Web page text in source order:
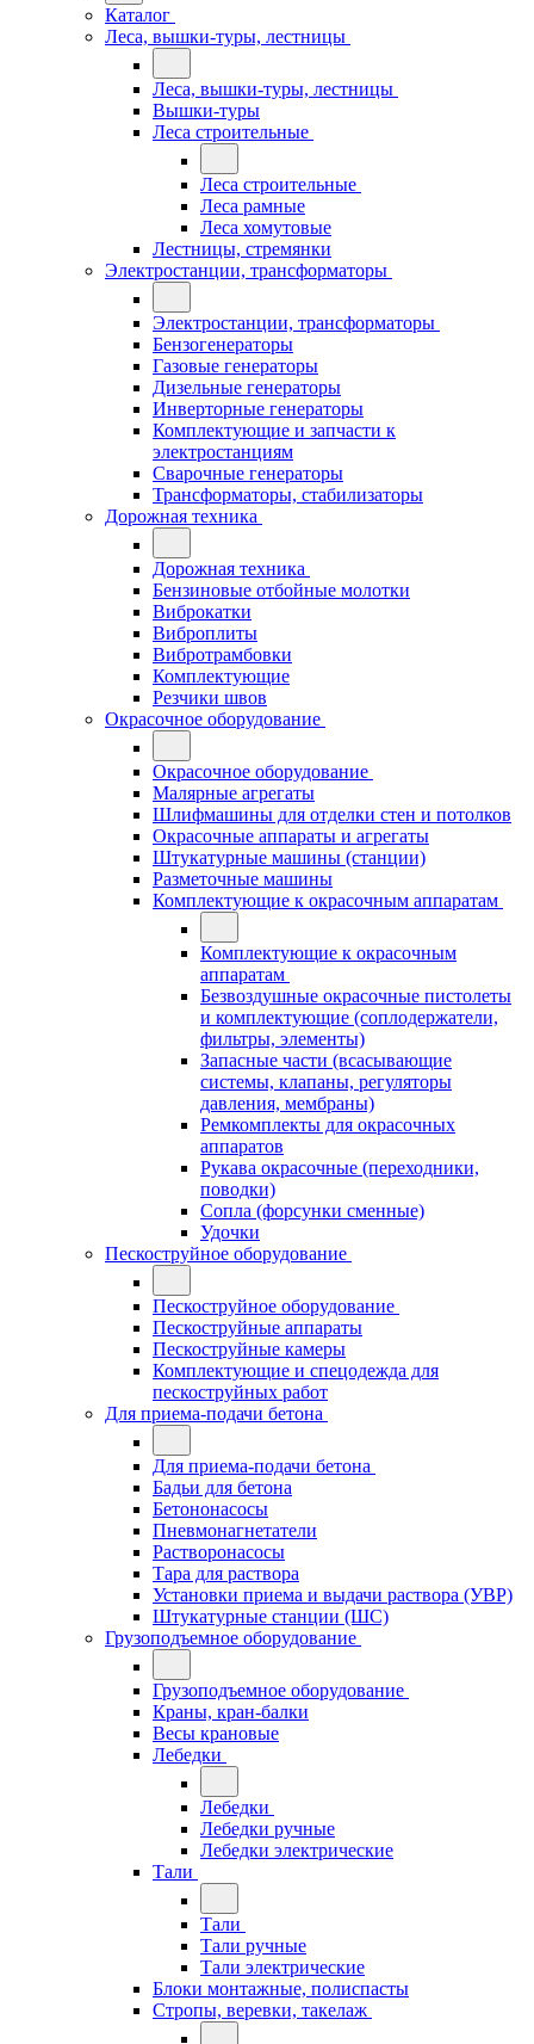
Каталог
Леса, вышки-туры, лестницы
Леса, вышки-туры, лестницы
Вышки-туры
Леса строительные
Леса строительные
Леса рамные
Леса хомутовые
Лестницы, стремянки
Электростанции, трансформаторы
Электростанции, трансформаторы
Бензогенераторы
Газовые генераторы
Дизельные генераторы
Инверторные генераторы
Комплектующие и запчасти к
электростанциям
Сварочные генераторы
Трансформаторы, стабилизаторы
Дорожная техника
Дорожная техника
Бензиновые отбойные молотки
Виброкатки
Виброплиты
Вибротрамбовки
Комплектующие
Резчики швов
Окрасочное оборудование
Окрасочное оборудование
Малярные агрегаты
Шлифмашины для отделки стен и потолков
Окрасочные аппараты и агрегаты
Штукатурные машины (станции)
Разметочные машины
Комплектующие к окрасочным аппаратам
Комплектующие к окрасочным
аппаратам
Безвоздушные окрасочные пистолеты
и комплектующие (соплодержатели,
фильтры, элементы)
Запасные части (всасывающие
системы, клапаны, регуляторы
давления, мембраны)
Ремкомплекты для окрасочных
аппаратов
Рукава окрасочные (переходники,
поводки)
Сопла (форсунки сменные)
Удочки
Пескоструйное оборудование
Пескоструйное оборудование
Пескоструйные аппараты
Пескоструйные камеры
Комплектующие и спецодежда для
пескоструйных работ
Для приема-подачи бетона
Для приема-подачи бетона
Бадьи для бетона
Бетононасосы
Пневмонагнетатели
Растворонасосы
Тара для раствора
Установки приема и выдачи раствора (УВР)
Штукатурные станции (ШС)
Грузоподъемное оборудование
Грузоподъемное оборудование
Краны, кран-балки
Весы крановые
Лебедки
Лебедки
Лебедки ручные
Лебедки электрические
Тали
Тали
Тали ручные
Тали электрические
Блоки монтажные, полиспасты
Стропы, веревки, такелаж